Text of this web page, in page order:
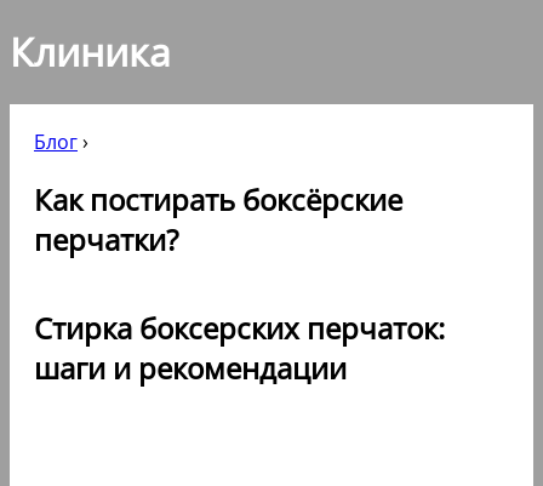
Клиника
Блог›
Как постирать боксёрские
перчатки?
Стирка боксерских перчаток:
шаги и рекомендации